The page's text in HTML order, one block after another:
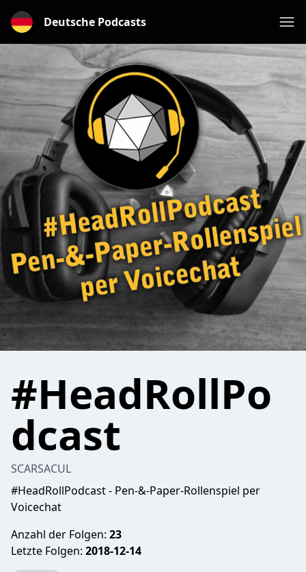
Deutsche Podcasts
#HeadRollPo
dcast
SCARSACUL
#HeadRollPodcast - Pen-&-Paper-Rollenspiel per
Voicechat
Anzahl der Folgen: 23
Letzte Folgen: 2018-12-14